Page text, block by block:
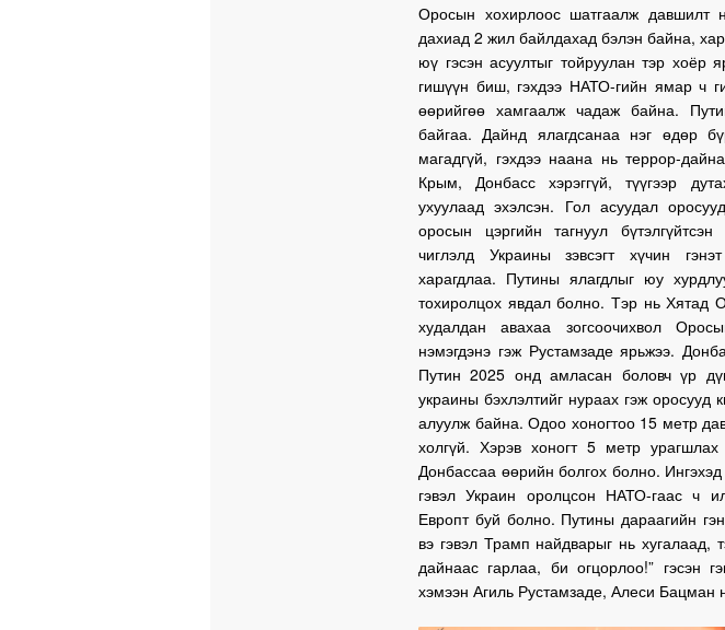
Оросын хохирлоос шатгаалж давшилт
дахиад 2 жил байлдахад бэлэн байна,
юү гэсэн асуултыг тойруулан тэр хоёр
гишүүн биш, гэхдээ НАТО-гийн ямар ч
өөрийгөө хамгаалж чадаж байна.
байгаа. Дайнд ялагдсанаа нэг өдөр
магадгүй, гэхдээ наана нь террор-
Крым, Донбасс хэрэггүй, түүгээр
ухуулаад эхэлсэн. Гол асуудал
оросын цэргийн тагнуул
чиглэлд Украины зэвсэгт хүчин
харагдлаа. Путины ялагдлыг юу
тохиролцох явдал болно. Тэр нь Хятад
худалдан авахаа зогсоочихвол
нэмэгдэнэ гэж Рустамзаде ярьжээ.
Путин 2025 онд амласан боловч үр
украины бэхлэлтийг нураах гэж оросууд
алуулж байна. Одоо хоногтоо 15 метр
холгүй. Хэрэв хоногт 5 метр
Донбассаа өөрийн болгох болно.
гэвэл Украин оролцсон НАТО-гаас ч
Европт буй болно. Путины дараагийн
вэ гэвэл Трамп найдварыг нь хугалаад,
дайнаас гарлаа, би огцорлоо!” гэсэн
хэмээн Агиль Рустамзаде, Алеси Бацман